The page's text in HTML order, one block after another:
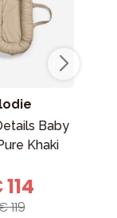
Baby
Khaki
119